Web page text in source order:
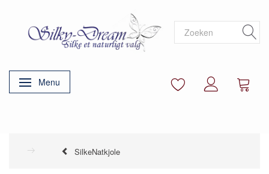
Navigatie in-/uitschakelen
Menu
SilkeNatkjole